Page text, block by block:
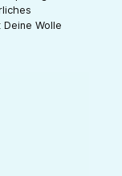
Wolle